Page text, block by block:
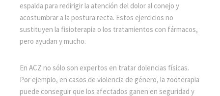
espalda para redirigir la atención del dolor al conejo y
acostumbrar a la postura recta. Estos ejercicios no
sustituyen la fisioterapia o los tratamientos con fármacos,
pero ayudan y mucho.
En ACZ no sólo son expertos en tratar dolencias físicas.
Por ejemplo, en casos de violencia de género, la zooterapia
puede conseguir que los afectados ganen en seguridad y